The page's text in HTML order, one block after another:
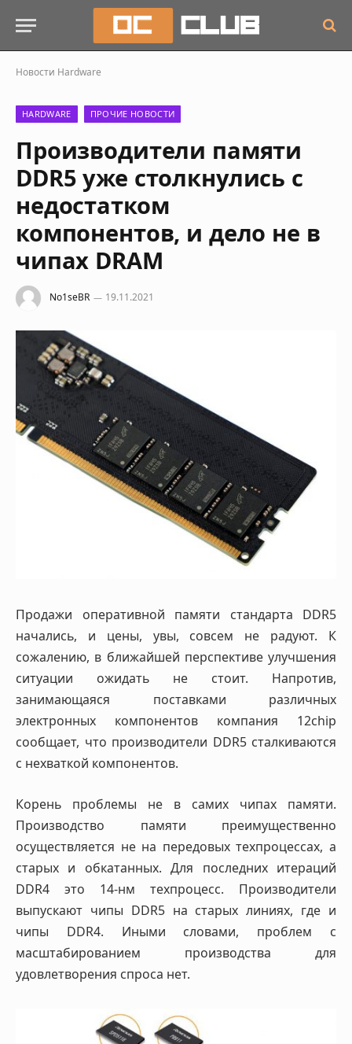
Новости Hardware
HARDWARE ПРОЧИЕ НОВОСТИ
Производители памяти
DDR5 уже столкнулись с
недостатком
компонентов, и дело не в
чипах DRAM
No1seBR 19.11.2021
Продажи оперативной памяти стандарта DDR5
начались, и цены, увы, совсем не радуют. К
сожалению, в ближайшей перспективе улучшения
ситуации ожидать не стоит. Напротив,
занимающаяся поставками различных
электронных компонентов компания 12chip
сообщает, что производители DDR5 сталкиваются
с нехваткой компонентов.
Корень проблемы не в самих чипах памяти.
Производство памяти преимущественно
осуществляется не на передовых техпроцессах, а
старых и обкатанных. Для последних итераций
DDR4 это 14-нм техпроцесс. Производители
выпускают чипы DDR5 на старых линиях, где и
чипы DDR4. Иными словами, проблем с
масштабированием производства для
удовлетворения спроса нет.